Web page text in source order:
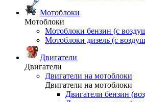
Мотоблоки
Мотоблоки
Мотоблоки бензин (с
Мотоблоки дизель (с
Двигатели
Двигатели
Двигатели на мотоблоки
Двигатели на мотоблоки
Двигатели бензин